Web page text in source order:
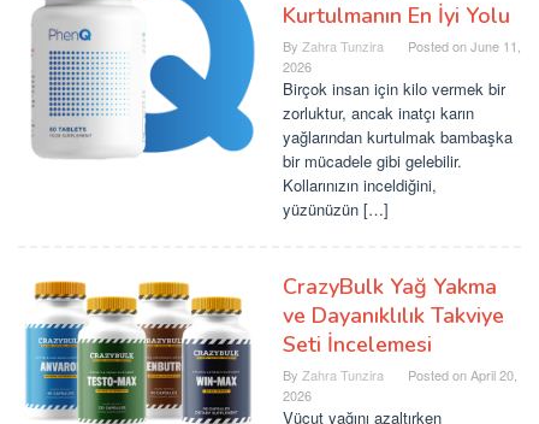
Kurtulmanın En İyi Yolu
By Zahra Tunzira Posted onJune 11,
2026
Birçok insan için kilo vermek bir
zorluktur, ancak inatçı karın
yağlarından kurtulmak bambaşka
bir mücadele gibi gelebilir.
Kollarınızın inceldiğini,
yüzünüzün […]
CrazyBulk Yağ Yakma
ve Dayanıklılık Takviye
Seti İncelemesi
By Zahra Tunzira Posted onApril 20,
2026
Vücut yağını azaltırken